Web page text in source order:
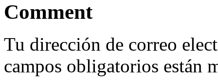
Comment
Tu dirección de correo
campos obligatorios están